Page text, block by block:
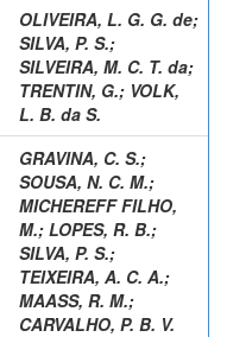
OLIVEIRA, L. G. G. de;
SILVA, P. S.;
SILVEIRA, M. C. T. da;
TRENTIN, G.; VOLK,
L. B. da S.
GRAVINA, C. S.;
SOUSA, N. C. M.;
MICHEREFF FILHO,
M.; LOPES, R. B.;
SILVA, P. S.;
TEIXEIRA, A. C. A.;
MAASS, R. M.;
CARVALHO, P. B. V.